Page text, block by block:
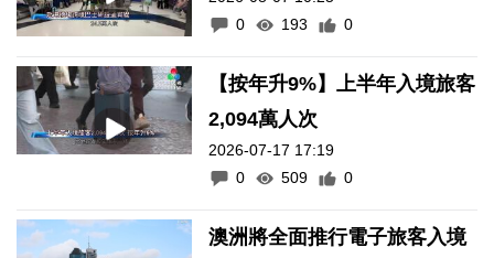
0
193 0
【按年升9%】上半年入境旅客
2,094萬人次
2026-07-17 17:19
0
509 0
澳洲將全面推行電子旅客入境